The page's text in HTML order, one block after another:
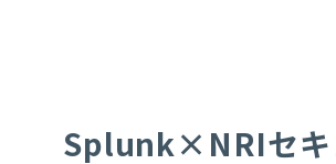
Splunk×NRIセキ